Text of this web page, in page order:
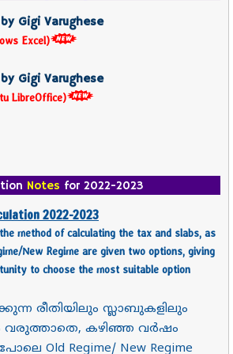
Gigi Varughese
Excel)
Gigi Varughese
LibreOffice)
Notes for 2022-2023
2022-2023
method of calculating the tax and slabs, as
New Regime are given two options, giving
to choose the most suitable option
രീതിയിലും സ്ലാബുകളിലും
വരുത്താതെ, കഴിഞ്ഞ വർഷം
Old Regime/ New Regime